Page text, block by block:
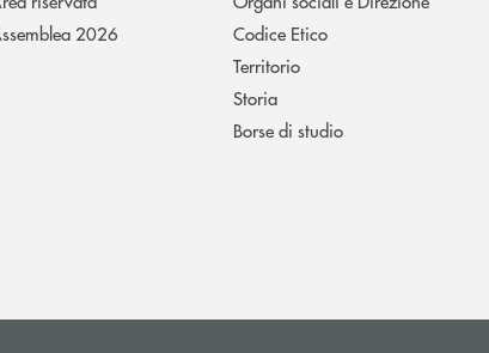
2026
Codice Etico
Territorio
Storia
Borse di studio